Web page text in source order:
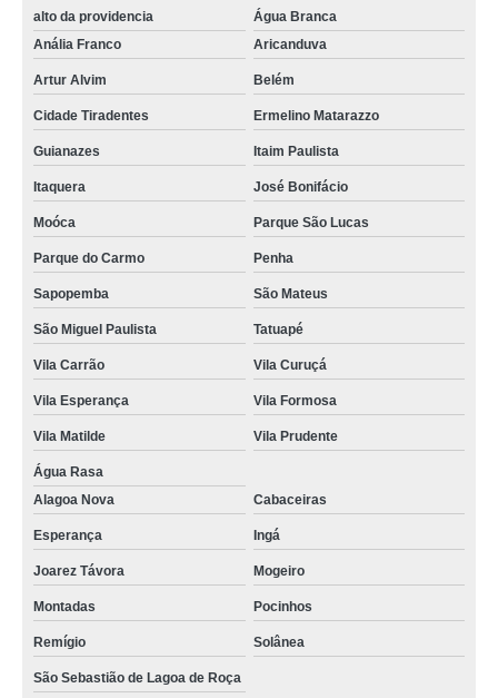
alto da providencia
Água Branca
Anália Franco
Aricanduva
Artur Alvim Belém
Cidade Tiradentes Ermelino Matarazzo
Guianazes Itaim Paulista
Itaquera José Bonifácio
Moóca Parque São Lucas
Parque do Carmo Penha
Sapopemba São Mateus
São Miguel Paulista Tatuapé
Vila Carrão Vila Curuçá
Vila Esperança Vila Formosa
Vila Matilde Vila Prudente
Água Rasa
Alagoa Nova
Cabaceiras
Esperança Ingá
Joarez Távora Mogeiro
Montadas Pocinhos
Remígio Solânea
São Sebastião de Lagoa de Roça